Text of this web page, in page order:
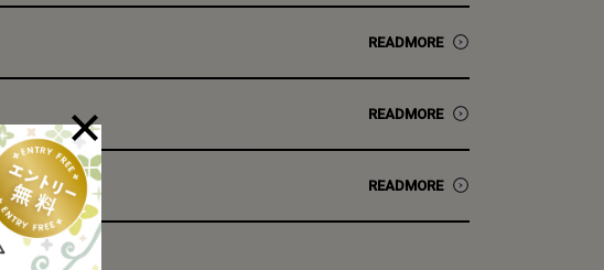
READMORE
READMORE
READMORE